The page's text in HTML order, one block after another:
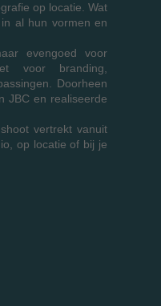
op locatie. Wat
al hun vormen en
evengoed voor
voor branding,
Doorheen
JBC en realiseerde
vertrekt vanuit
op locatie of bij je